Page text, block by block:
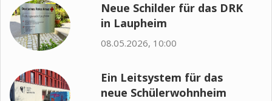
Neue Schilder für das DRK
in Laupheim
08.05.2026, 10:00
Ein Leitsystem für das
neue Schülerwohnheim